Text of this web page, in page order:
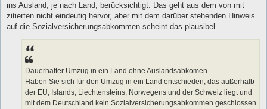
ins Ausland, je nach Land, berücksichtigt. Das geht aus dem von mit
zitierten nicht eindeutig hervor, aber mit dem darüber stehenden Hinweis
auf die Sozialversicherungsabkommen scheint das plausibel.
Dauerhafter Umzug in ein Land ohne Auslandsabkomen
Haben Sie sich für den Umzug in ein Land entschieden, das außerhalb
der EU, Islands, Liechtensteins, Norwegens und der Schweiz liegt und
mit dem Deutschland kein Sozialversicherungsabkommen geschlossen